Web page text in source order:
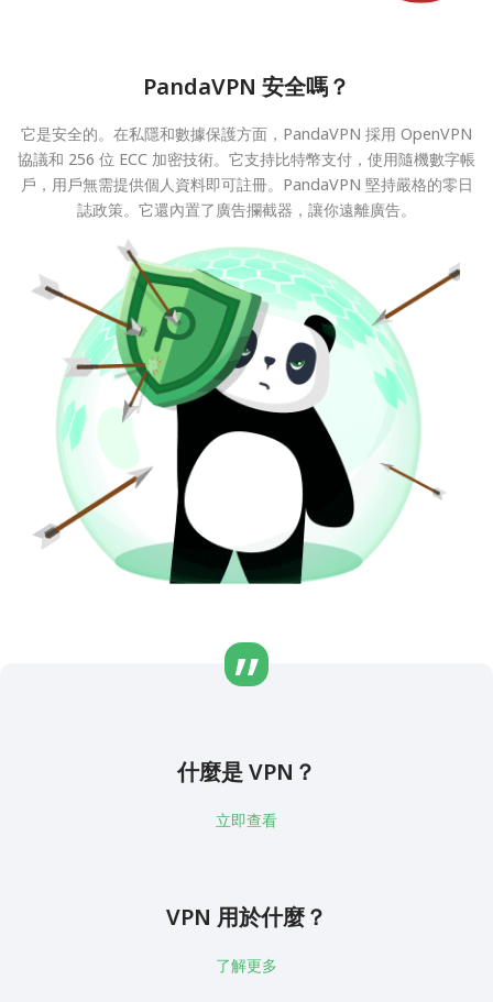
PandaVPN 安全嗎？
它是安全的。在私隱和數據保護方面，PandaVPN 採用 OpenVPN
協議和 256 位 ECC 加密技術。它支持比特幣支付，使用隨機數字帳
戶，用戶無需提供個人資料即可註冊。PandaVPN 堅持嚴格的零日
誌政策。它還內置了廣告攔截器，讓你遠離廣告。
什麼是 VPN？
立即查看
VPN 用於什麼？
了解更多